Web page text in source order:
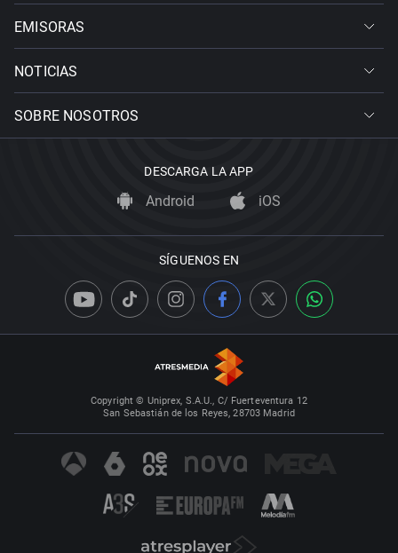
EMISORAS
NOTICIAS
SOBRE NOSOTROS
DESCARGA LA APP
Android iOS
SÍGUENOS EN
Copyright © Uniprex, S.A.U., C/ Fuerteventura 12
San Sebastián de los Reyes, 28703 Madrid